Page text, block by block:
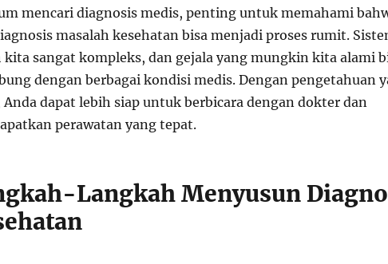
mencari diagnosis medis, penting untuk memahami
masalah kesehatan bisa menjadi proses rumit.
kita sangat kompleks, dan gejala yang mungkin kita alami
dengan berbagai kondisi medis. Dengan pengetahuan
dapat lebih siap untuk berbicara dengan dokter dan
perawatan yang tepat.
Langkah Menyusun